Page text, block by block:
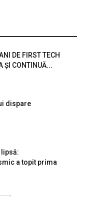
DE FIRST TECH
ȘI CONTINUĂ...
dispare
lipsă:
a topit prima